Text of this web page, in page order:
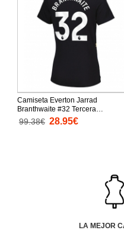
Camiseta Everton Jarrad
Branthwaite #32 Tercera
Equipación Replica 2025-26 para
mujer mangas cortas
99.38€ 28.95€
LA MEJOR